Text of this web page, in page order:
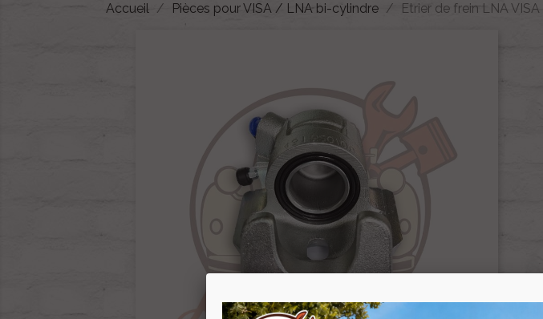
Accueil Pièces pour VISA / LNA bi-cylindre Etrier de frein LNA